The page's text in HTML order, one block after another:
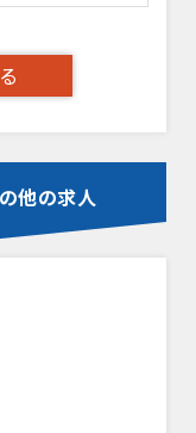
他の求人